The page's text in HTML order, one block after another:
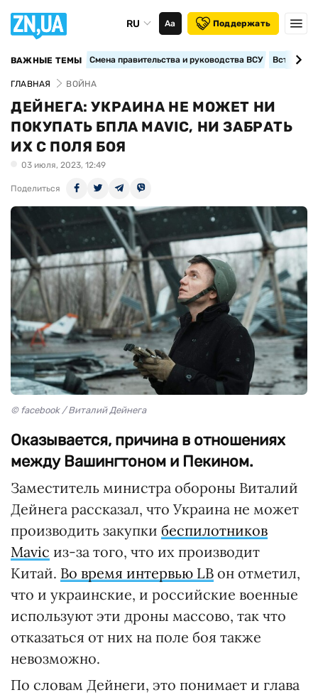
RU Аа Поддержать
ВАЖНЫЕ ТЕМЫ Смена правительства и руководства ВСУ
ГЛАВНАЯ ВОЙНА
ДЕЙНЕГА: УКРАИНА НЕ МОЖЕТ НИ
ПОКУПАТЬ БПЛА MAVIC, НИ ЗАБРАТЬ
ИХ С ПОЛЯ БОЯ
03 июля, 2023, 12:49
Поделиться
© facebook / Виталий Дейнега
Оказывается, причина в отношениях
между Вашингтоном и Пекином.
Заместитель министра обороны Виталий
Дейнега рассказал, что Украина не может
производить закупки беспилотников
Mavic из-за того, что их производит
Китай. Во время интервью LB он отметил,
что и украинские, и российские военные
используют эти дроны массово, так что
отказаться от них на поле боя также
невозможно.
По словам Дейнеги, это понимает и глава